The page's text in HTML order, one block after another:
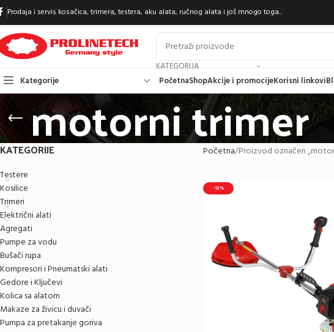
Prodaja i servis kosačica, trimera, testera, aku alata, ručnog alata i još mnogo toga...
KATEGORIJA
Kategorije PočetnaShopAkcije i promocijeKorisni linkovi
motorni trimer
KATEGORIJE
Testere
Kosilice
Trimeri
Električni alati
Agregati
Pumpe za vodu
Bušači rupa
Kompresori i Pneumatski alati
Gedore i Ključevi
Kolica sa alatom
Makaze za živicu i duvači
Pumpa za pretakanje goriva
Početna Proizvod označen
-12%